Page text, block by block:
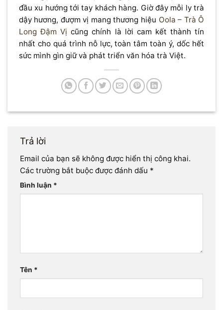
đầu xu hướng tới tay khách hàng. Giờ đây mỗi ly trà
dậy hương, đượm vị mang thương hiệu Oola – Trà Ô
Long Đậm Vị cũng chính là lời cam kết thành tín
nhất cho quá trình nỗ lực, toàn tâm toàn ý, dốc hết
sức mình gìn giữ và phát triển văn hóa trà Việt.
Trả lời
Email của bạn sẽ không được hiển thị công khai.
Các trường bắt buộc được đánh dấu *
Bình luận *
Tên *